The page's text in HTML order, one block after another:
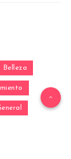
Belleza